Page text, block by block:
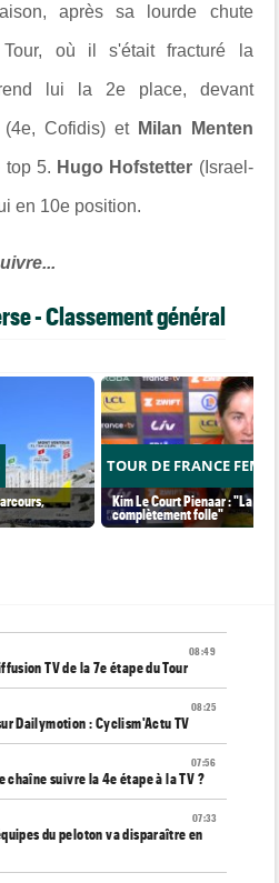
après sa lourde chute
où il s'était fracturé la
lui la 2e place, devant
(4e, Cofidis) et Milan Menten
top 5. Hugo Hofstetter (Israel-
en 10e position.
- Classement général
TOUR DE FRANCE
Kim Le Court Pienaar : "La
complètement folle"
08:49
TV de la 7e étape du Tour
08:25
Dailymotion : Cyclism'Actu TV
07:56
chaîne suivre la 4e étape à la TV ?
07:33
du peloton va disparaître en